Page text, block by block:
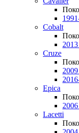
Cobalt
Cruze
Epica
Lacetti